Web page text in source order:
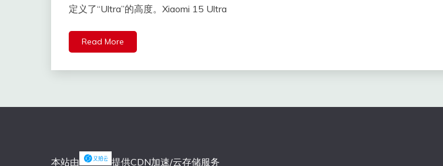
定义了“Ultra”的高度。Xiaomi 15 Ultra
Read More
本站由 提供CDN加速/云存储服务